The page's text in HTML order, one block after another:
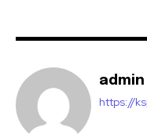
admin
https://